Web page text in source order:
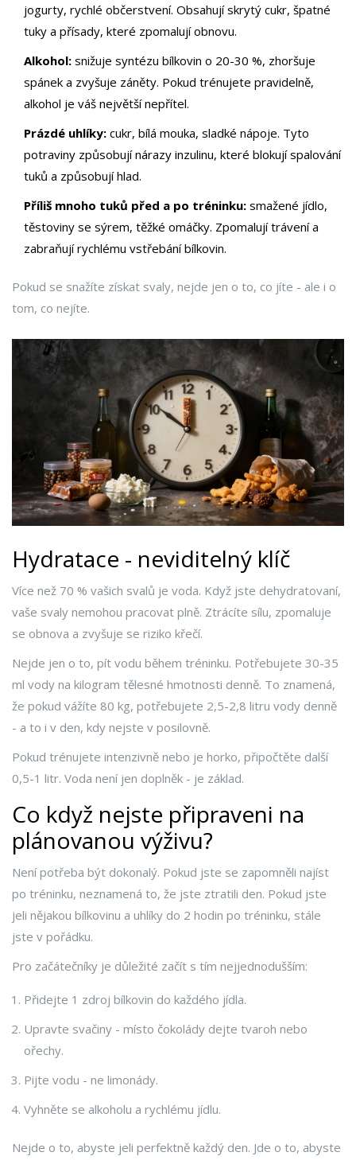
jogurty, rychlé občerstvení. Obsahují skrytý cukr, špatné
tuky a přísady, které zpomalují obnovu.
Alkohol: snižuje syntézu bílkovin o 20-30 %, zhoršuje
spánek a zvyšuje záněty. Pokud trénujete pravidelně,
alkohol je váš největší nepřítel.
Prázdé uhlíky: cukr, bílá mouka, sladké nápoje. Tyto
potraviny způsobují nárazy inzulinu, které blokují spalování
tuků a způsobují hlad.
Příliš mnoho tuků před a po tréninku: smažené jídlo,
těstoviny se sýrem, těžké omáčky. Zpomalují trávení a
zabraňují rychlému vstřebání bílkovin.
Pokud se snažíte získat svaly, nejde jen o to, co jíte - ale i o
tom, co nejíte.
Hydratace - neviditelný klíč
Více než 70 % vašich svalů je voda. Když jste dehydratovaní,
vaše svaly nemohou pracovat plně. Ztrácíte sílu, zpomaluje
se obnova a zvyšuje se riziko křečí.
Nejde jen o to, pít vodu během tréninku. Potřebujete 30-35
ml vody na kilogram tělesné hmotnosti denně. To znamená,
že pokud vážíte 80 kg, potřebujete 2,5-2,8 litru vody denně
- a to i v den, kdy nejste v posilovně.
Pokud trénujete intenzivně nebo je horko, připočtěte další
0,5-1 litr. Voda není jen doplněk - je základ.
Co když nejste připraveni na
plánovanou výživu?
Není potřeba být dokonalý. Pokud jste se zapomněli najíst
po tréninku, neznamená to, že jste ztratili den. Pokud jste
jeli nějakou bílkovinu a uhlíky do 2 hodin po tréninku, stále
jste v pořádku.
Pro začátečníky je důležité začít s tím nejjednodušším:
Přidejte 1 zdroj bílkovin do každého jídla.
Upravte svačiny - místo čokolády dejte tvaroh nebo
ořechy.
Pijte vodu - ne limonády.
Vyhněte se alkoholu a rychlému jídlu.
Nejde o to, abyste jeli perfektně každý den. Jde o to, abyste